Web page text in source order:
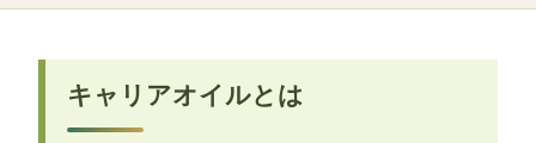
キャリアオイルとは